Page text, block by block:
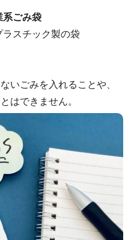
系ごみ袋
ラスチック製の袋
いごみを入れることや、
はできません。